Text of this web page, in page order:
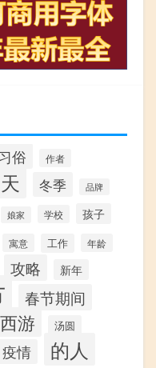
俗 作者
冬季 品牌
娘家 学校 孩子
寓意 工作 年龄
攻略 新年
春节期间
游 汤圆
疫情 的人